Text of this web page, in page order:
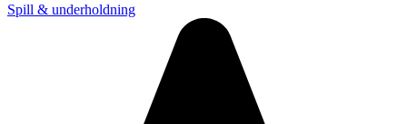
Spill & underholdning